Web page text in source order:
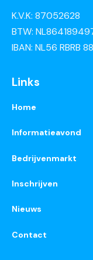
K.V.K: 87052628
BTW:
IBAN: NL56 RBRB
Links
Home
Informatieavond
Bedrijvenmarkt
Inschrijven
Nieuws
Contact